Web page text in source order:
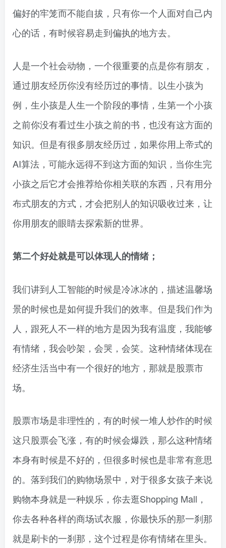
偏好的牢笼而不能自拔，只有你一个人面对自己内
心的话，有时候容易走到偏执的地方去。
人是一个社会动物，一个很重要的点是你有朋友，
通过朋友经历你没有经历过的事情。以生小孩为
例，生小孩是人生一个阶段的事情，生第一个小孩
之前你没有看过生小孩之前的书，也没有这方面的
知识。但是有很多朋友经历过，如果你用上帝式的
AI算法，可能永远得不到这方面的知识，当你生完
小孩之后它才会推荐给你相关联的东西，只有用分
布式朋友的方式，才会把别人的知识吸收过来，让
你用朋友的眼睛去探索新的世界。
第二个好处就是可以体现人的情绪；
我们讲到人工智能的时候是冷冰冰的，描述温馨场
景的时候也是如何提升我们的效率。但是我们作为
人，跟死人不一样的地方是因为我有温度，我能够
有情绪，我会吵架，会哭，会笑。这种情绪体现在
经济生活当中有一个很好的地方，那就是股票市
场。
股票市场是非理性的，有的时候一堆人炒作的时候
这只股票会飞涨，有的时候会爆跌，那么这种情绪
本身有时候是不好的，但很多时候也是非常有意思
的。落到我们的购物场景中，对于很多女孩子来说
购物本身就是一种娱乐，你去逛Shopping Mall，
你去各种各样的商场试衣服，你最快乐的那一刹那
就是刷卡的一刹那，这个过程是你有情绪在里头。